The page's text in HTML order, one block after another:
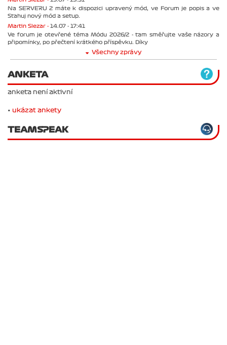
Na SERVERU 2 máte k dispozici upravený mód, ve Forum je popis a ve
Stahuj nový mód a setup.
Martin Slezar - 14.07 - 17:41
Ve forum je otevřené téma Módu 2026/2 - tam směřujte vaše názory a
připomínky, po přečtení krátkého příspěvku. Díky
Všechny zprávy
ANKETA
anketa není aktivní
• ukázat ankety
TEAMSPEAK